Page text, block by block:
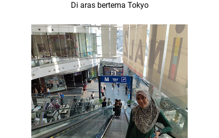
Di aras bertema Tokyo